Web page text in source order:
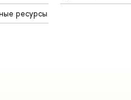
ресурсы